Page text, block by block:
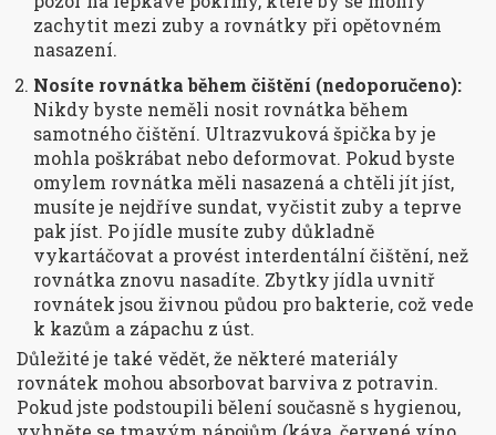
zachytit mezi zuby a rovnátky při opětovném
nasazení.
Nosíte rovnátka během čištění (nedoporučeno):
Nikdy byste neměli nosit rovnátka během
samotného čištění. Ultrazvuková špička by je
mohla poškrábat nebo deformovat. Pokud byste
omylem rovnátka měli nasazená a chtěli jít jíst,
musíte je nejdříve sundat, vyčistit zuby a teprve
pak jíst. Po jídle musíte zuby důkladně
vykartáčovat a provést interdentální čištění, než
rovnátka znovu nasadíte. Zbytky jídla uvnitř
rovnátek jsou živnou půdou pro bakterie, což vede
k kazům a zápachu z úst.
Důležité je také vědět, že některé materiály
rovnátek mohou absorbovat barviva z potravin.
Pokud jste podstoupili bělení současně s hygienou,